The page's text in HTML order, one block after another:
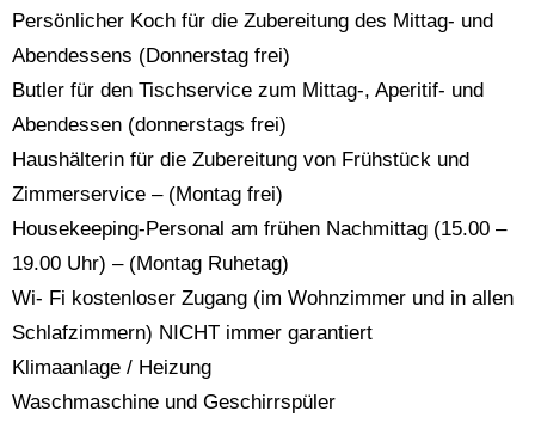
Persönlicher Koch für die Zubereitung des Mittag- und
Abendessens (Donnerstag frei)
Butler für den Tischservice zum Mittag-, Aperitif- und
Abendessen (donnerstags frei)
Haushälterin für die Zubereitung von Frühstück und
Zimmerservice – (Montag frei)
Housekeeping-Personal am frühen Nachmittag (15.00 –
19.00 Uhr) – (Montag Ruhetag)
Wi- Fi kostenloser Zugang (im Wohnzimmer und in allen
Schlafzimmern) NICHT immer garantiert
Klimaanlage / Heizung
Waschmaschine und Geschirrspüler